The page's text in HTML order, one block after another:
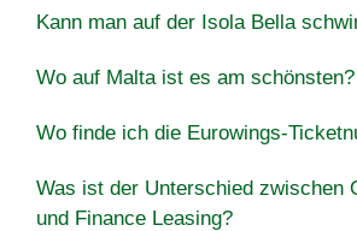
Kann man auf der Isola Bella
Wo auf Malta ist es am schönsten?
Wo finde ich die Eurowings-
Was ist der Unterschied zwischen
und Finance Leasing?